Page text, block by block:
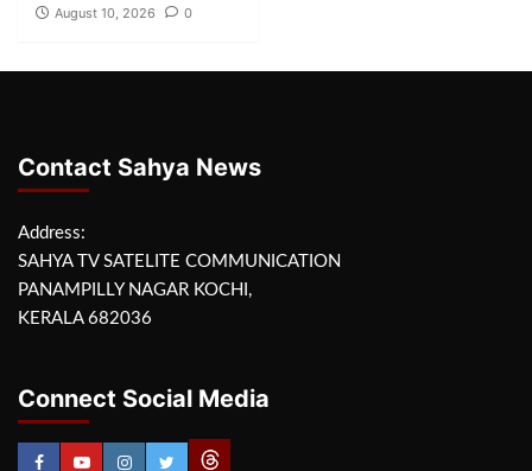
August 10, 2026 0
Contact Sahya News
Address:
SAHYA TV SATELITE COMMUNICATION
PANAMPILLY NAGAR KOCHI,
KERALA 682036
Connect Social Media